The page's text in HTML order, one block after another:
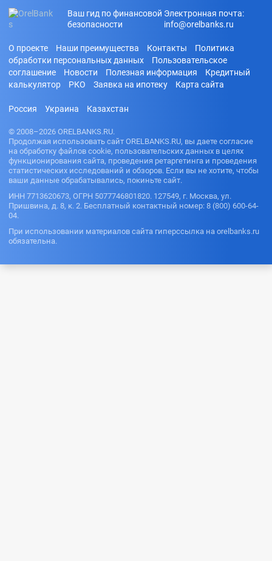
Ваш гид по финансовой
безопасности
Электронная почта:
info@orelbanks.ru
О проекте Наши преимущества Контакты
Политика
обработки персональных данных
Пользовательское
соглашение
Новости Полезная информация
Кредитный
калькулятор
РКО Заявка на ипотеку Карта сайта
Россия Украина Казахстан
© 2008–2026 ORELBANKS.RU.
Продолжая использовать сайт ORELBANKS.RU, вы даете согласие
на обработку файлов cookie, пользовательских данных в целях
функционирования сайта, проведения ретаргетинга и проведения
статистических исследований и обзоров. Если вы не хотите, чтобы
ваши данные обрабатывались, покиньте сайт.
ИНН 7713620673, ОГРН 5077746801820. 127549, г. Москва, ул.
Пришвина, д. 8, к. 2. Бесплатный контактный номер: 8 (800) 600-64-
04.
При использовании материалов сайта гиперссылка на orelbanks.ru
обязательна.